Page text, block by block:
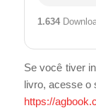
1.634
Se você tiver
livro, acesse o
https://